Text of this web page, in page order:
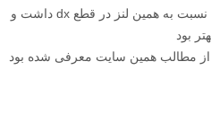
مدل شماست دیدم لنز ۵۵mm fx کیفیت بهتری نسبت به همین لنز در قطع dx داشت و
بود
مطالب همین سایت معرفی شده بود